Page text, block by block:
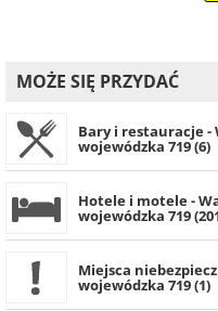
MOŻE SIĘ PRZYDAĆ
Bary i restauracje -
wojewódzka 719 (6)
Hotele i motele -
wojewódzka 719
Miejsca
wojewódzka 719 (1)